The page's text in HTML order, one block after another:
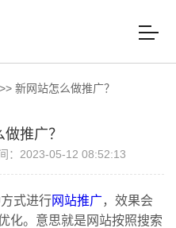
>> 新网站怎么做推广？
推广？
：2023-05-12 08:52:13
式进行网站推广，效果会
化。意思就是网站按照搜索